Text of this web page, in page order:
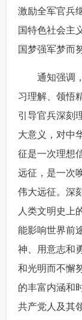
激励全军官兵
国特色社会主
国梦强军梦而
通知强调，
习理解、领悟
引导官兵深刻
大意义，对中
征是一次理想
远征，是一次
伟大远征。深
人类文明史上
能影响世界前
神、用意志和
和光明而不懈
的丰富内涵和
共产党人及其